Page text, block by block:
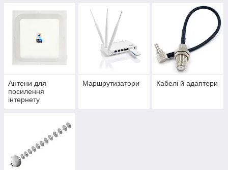
Антени для
посилення
інтернету
Маршрутизатори Кабелі й адаптери